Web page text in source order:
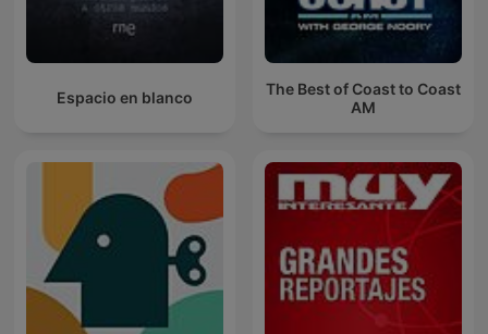
Espacio en blanco
The Best of Coast to Coast
AM